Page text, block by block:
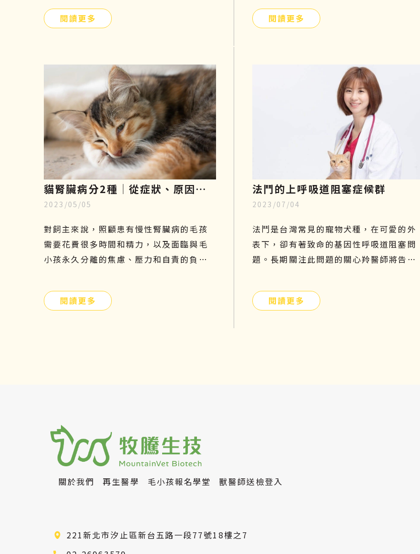
有沒有其他簡單且安全的方式可以幫助牠
們呢？寵物幹細胞療法或許是另一個不錯
更加了解這項先進的治療方式，幫助毛小
孩減緩疼痛，保持良好的活動力及生活品
質。
閱讀更多
見的疾病，每年的發病率以超過35％速度
增長。尤其對於比較好動的狗狗而言，更
相對較嚴重。如果你家的汪星人行動力變
得緩慢、走路開始一跛一跛的，很有可能
是退化性關節炎造成的，因此在接下來的
文章中，將一一說明狗狗關節炎症狀有哪
些、吃什麼才好、治療方針與日常關節保
閱讀更多
貓腎臟病分2種│從症狀、原因、
飲食原則到幹細胞治療一一解析
2023/05/05
對飼主來說，照顧患有慢性腎臟病的毛孩
需要花費很多時間和精力，以及面臨與毛
小孩永久分離的焦慮、壓力和自責的負面
提前提前瞭解貓腎病症狀、原因、飲食及
如何幹細胞治療，守護毛小孩的健康。
閱讀更多
法鬥的上呼吸道阻塞症候群
2023/07/04
法鬥是台灣常見的寵物犬種，在可愛的外
表下，卻有著致命的基因性呼吸道阻塞問
題。長期關注此問題的關心羚醫師將告訴
閱讀更多
關於我們 再生醫學 毛小孩報名學堂 獸醫師送檢登入
221新北市汐止區新台五路一段77號18樓之7